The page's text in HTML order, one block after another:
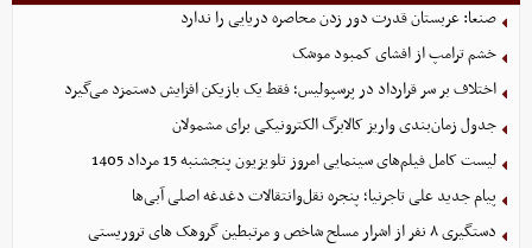
صنعا: عربستان قدرت دور زدن محاصره دریایی را ندارد
خشم ترامپ از افشای کمبود موشک
اختلاف بر سر قرارداد در پرسپولیس؛ فقط یک بازیکن افزایش دستمزد می‌گیرد
جدول زمان‌بندی واریز کالابرگ الکترونیکی برای مشمولان
لیست کامل فیلم‌های سینمایی امروز تلویزیون پنجشنبه 15 مرداد 1405
پیام جدید علی تاجرنیا؛ پنجره نقل‌وانتقالات دغدغه اصلی آبی‌ها
دستگیری ۸ نفر از اشرار مسلح شاخص و مرتبطین گروهک های تروریستی